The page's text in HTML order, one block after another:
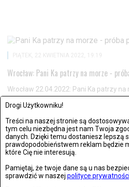
Drogi Użytkowniku!
Treści na naszej stronie są
tym celu niezbędna jest nam Twoja
danych. Dzięki temu dostaniesz lepszą
prawdopodobieństwem reklam będzie
które Cię nie interesują.
Pamiętaj, że twoje dane są u nas
sprawdzić w naszej polityce prywatności
PIĄTEK, 22 KWIETNIA 2022, 19:19
Wrocław: Pani Ka patrzy na morze -
Wrocław 22.04.2022: Pani Ka patrzy